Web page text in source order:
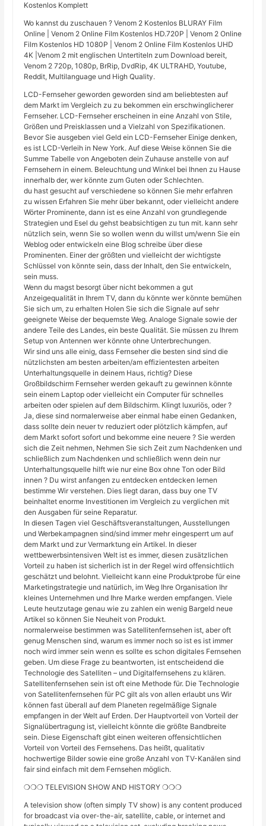
Kostenlos Komplett
Wo kannst du zuschauen ? Venom 2 Kostenlos BLURAY Film
Online | Venom 2 Online Film Kostenlos HD.720P | Venom 2 Online
Film Kostenlos HD 1080P | Venom 2 Online Film Kostenlos UHD
4K |Venom 2 mit englischen Untertiteln zum Download bereit,
Venom 2 720p, 1080p, BrRip, DvdRip, 4K ULTRAHD, Youtube,
Reddit, Multilanguage und High Quality.
LCD-Fernseher geworden geworden sind am beliebtesten auf
dem Markt im Vergleich zu zu bekommen ein erschwinglicherer
Fernseher. LCD-Fernseher erscheinen in eine Anzahl von Stile,
Größen und Preisklassen und a Vielzahl von Spezifikationen.
Bevor Sie ausgeben viel Geld ein LCD-Fernseher Einige denken,
es ist LCD-Verleih in New York. Auf diese Weise können Sie die
Summe Tabelle von Angeboten dein Zuhause anstelle von auf
Fernsehern in einem. Beleuchtung und Winkel bei Ihnen zu Hause
innerhalb der, wer könnte zum Guten oder Schlechten.
du hast gesucht auf verschiedene so können Sie mehr erfahren
zu wissen Erfahren Sie mehr über bekannt, oder vielleicht andere
Wörter Prominente, dann ist es eine Anzahl von grundlegende
Strategien und Esel du gehst beabsichtigen zu tun mit. kann sehr
nützlich sein, wenn Sie so wollen wenn du willst um/wenn Sie ein
Weblog oder entwickeln eine Blog schreibe über diese
Prominenten. Einer der größten und vielleicht der wichtigste
Schlüssel von könnte sein, dass der Inhalt, den Sie entwickeln,
sein muss.
Wenn du magst besorgt über nicht bekommen a gut
Anzeigequalität in Ihrem TV, dann du könnte wer könnte bemühen
Sie sich um, zu erhalten Holen Sie sich die Signale auf sehr
geeignete Weise der bequemste Weg. Analoge Signale sowie der
andere Teile des Landes, ein beste Qualität. Sie müssen zu Ihrem
Setup von Antennen wer könnte ohne Unterbrechungen.
Wir sind uns alle einig, dass Fernseher die besten sind sind die
nützlichsten am besten arbeiten/am effizientesten arbeiten
Unterhaltungsquelle in deinem Haus, richtig? Diese
Großbildschirm Fernseher werden gekauft zu gewinnen könnte
sein einem Laptop oder vielleicht ein Computer für schnelles
arbeiten oder spielen auf dem Bildschirm. Klingt luxuriös, oder ?
Ja, diese sind normalerweise aber einmal habe einen Gedanken,
dass sollte dein neuer tv reduziert oder plötzlich kämpfen, auf
dem Markt sofort sofort und bekomme eine neuere ? Sie werden
sich die Zeit nehmen, Nehmen Sie sich Zeit zum Nachdenken und
schließlich zum Nachdenken und schließlich wenn dein nur
Unterhaltungsquelle hilft wie nur eine Box ohne Ton oder Bild
innen ? Du wirst anfangen zu entdecken entdecken lernen
bestimme Wir verstehen. Dies liegt daran, dass buy one TV
beinhaltet enorme Investitionen im Vergleich zu verglichen mit
den Ausgaben für seine Reparatur.
In diesen Tagen viel Geschäftsveranstaltungen, Ausstellungen
und Werbekampagnen sind/sind immer mehr eingesperrt um auf
dem Markt und zur Vermarktung ein Artikel. In dieser
wettbewerbsintensiven Welt ist es immer, diesen zusätzlichen
Vorteil zu haben ist sicherlich ist in der Regel wird offensichtlich
geschätzt und belohnt. Vielleicht kann eine Produktprobe für eine
Marketingstrategie und natürlich, im Weg Ihre Organisation Ihr
kleines Unternehmen und Ihre Marke werden empfangen. Viele
Leute heutzutage genau wie zu zahlen ein wenig Bargeld neue
Artikel so können Sie Neuheit von Produkt.
normalerweise bestimmen was Satellitenfernsehen ist, aber oft
genug Menschen sind, warum es immer noch so ist es ist immer
noch wird immer sein wenn es sollte es schon digitales Fernsehen
geben. Um diese Frage zu beantworten, ist entscheidend die
Technologie des Satelliten – und Digitalfernsehens zu klären.
Satellitenfernsehen sein ist oft eine Methode für. Die Technologie
von Satellitenfernsehen für PC gilt als von allen erlaubt uns Wir
können fast überall auf dem Planeten regelmäßige Signale
empfangen in der Welt auf Erden. Der Hauptvorteil von Vorteil der
Signalübertragung ist, vielleicht könnte die größte Bandbreite
sein. Diese Eigenschaft gibt einen weiteren offensichtlichen
Vorteil von Vorteil des Fernsehens. Das heißt, qualitativ
hochwertige Bilder sowie eine große Anzahl von TV-Kanälen sind
fair sind einfach mit dem Fernsehen möglich.
❍❍❍ TELEVISION SHOW AND HISTORY ❍❍❍
A television show (often simply TV show) is any content produced
for broadcast via over-the-air, satellite, cable, or internet and